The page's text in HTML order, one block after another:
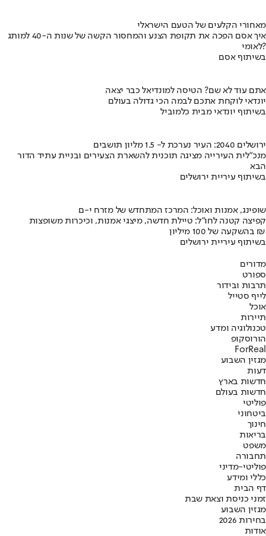
מאחורי הקלעים של הטעם הישראלי
איך אסם הפכה את תקופת הצנע והמחסור הקשה של שנות ה-40 למותג
לאומי?
בשיתוף אסם
אתם עוד לא שם? הטיסה למונדיאל כבר יצאה
יונדאי לוקחת אתכם לבמה הכי גדולה בעולם
בשיתוף יונדאי מבית כלמוביל
ירושלים 2040: העיר נערכת ל- 1.5 מליון תושבים
מנכ"לית העירייה מציגה תוכנית להשארת הצעירים ובניית עתיד הדור
הבא
בשיתוף עיריית ירושלים
שופינג, אמנות ואוכל: המרכז המתחדש של מזרח י-ם
קפיצה קטנה לחו"ל: טיילת חדשה, מיצגי אמנות, וכיכרות משופצות
בהשקעה של 100 מיליון ₪
בשיתוף עיריית ירושלים
מדורים
ספורט
תרבות ובידור
לייף סטייל
אוכל
תיירות
טכנולוגיה ומדע
הורוסקופ
ForReal
מגזין השבוע
דעות
חדשות בארץ
חדשות בעולם
פוליטי
ביטחוני
חינוך
בריאות
משפט
תחבורה
פוליטי-מדיני
כללי ומידע
דף הבית
זמני כניסת וצאת שבת
מגזין השבוע
בחירות 2026
אודות